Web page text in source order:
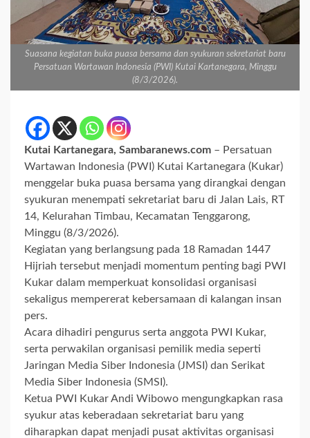
Suasana kegiatan buka puasa bersama dan syukuran sekretariat baru
Persatuan Wartawan Indonesia (PWI) Kutai Kartanegara, Minggu
(8/3/2026).
Kutai Kartanegara, Sambaranews.com – Persatuan
Wartawan Indonesia (PWI) Kutai Kartanegara (Kukar)
menggelar buka puasa bersama yang dirangkai dengan
syukuran menempati sekretariat baru di Jalan Lais, RT
14, Kelurahan Timbau, Kecamatan Tenggarong,
Minggu (8/3/2026).
Kegiatan yang berlangsung pada 18 Ramadan 1447
Hijriah tersebut menjadi momentum penting bagi PWI
Kukar dalam memperkuat konsolidasi organisasi
sekaligus mempererat kebersamaan di kalangan insan
pers.
Acara dihadiri pengurus serta anggota PWI Kukar,
serta perwakilan organisasi pemilik media seperti
Jaringan Media Siber Indonesia (JMSI) dan Serikat
Media Siber Indonesia (SMSI).
Ketua PWI Kukar Andi Wibowo mengungkapkan rasa
syukur atas keberadaan sekretariat baru yang
diharapkan dapat menjadi pusat aktivitas organisasi